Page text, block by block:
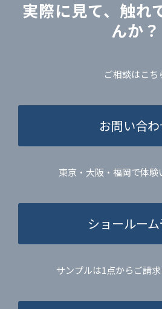
実際に見て、触れ
んか？
ご相談はこち
お問い合
東京・大阪・福岡で体験
ショールー
サンプルは1点からご請